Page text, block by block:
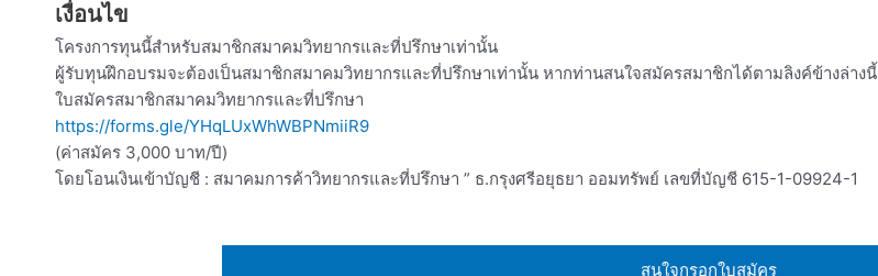
เงื่อนไข
โครงการทุนนี้สำหรับสมาชิกสมาคมวิทยากรและที่ปรึกษาเท่านั้น
ผู้รับทุนฝึกอบรมจะต้องเป็นสมาชิกสมาคมวิทยากรและที่ปรึกษาเท่านั้น หากท่านสนใจสมัครสมาชิกได้ตามลิงค์ข้างล่างนี้
ใบสมัครสมาชิกสมาคมวิทยากรและที่ปรึกษา
https://forms.gle/YHqLUxWhWBPNmiiR9
(ค่าสมัคร 3,000 บาท/ปี)
โดยโอนเงินเข้าบัญชี : สมาคมการค้าวิทยากรและที่ปรึกษา ” ธ.กรุงศรีอยุธยา ออมทรัพย์ เลขที่บัญชี 615-1-09924-1
สนใจกรอกใบสมัคร